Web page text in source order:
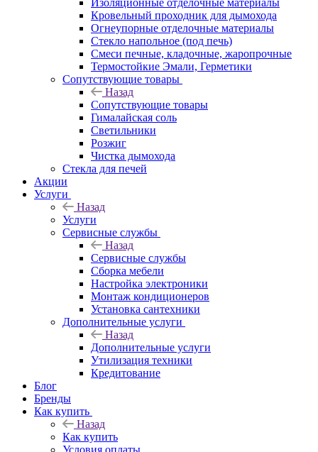
Изоляционные отделочные материалы
Кровельный проходник для дымохода
Огнеупорные отделочные материалы
Стекло напольное (под печь)
Смеси печные, кладочные, жаропрочные
Термостойкие Эмали, Герметики
Сопутствующие товары
Назад
Сопутствующие товары
Гималайская соль
Светильники
Розжиг
Чистка дымохода
Стекла для печей
Акции
Услуги
Назад
Услуги
Сервисные службы
Назад
Сервисные службы
Сборка мебели
Настройка электроники
Монтаж кондиционеров
Установка сантехники
Дополнительные услуги
Назад
Дополнительные услуги
Утилизация техники
Кредитование
Блог
Бренды
Как купить
Назад
Как купить
Условия оплаты